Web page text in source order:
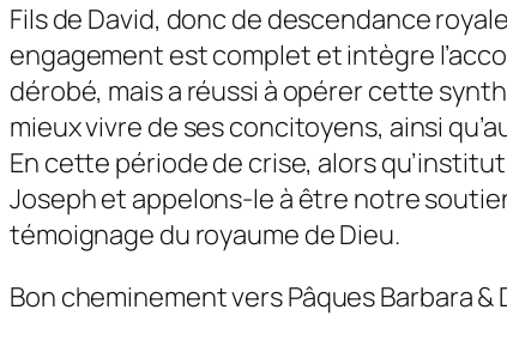
Fils de David, donc de descendance
engagement est complet et intègre
dérobé, mais a réussi à opérer cette
mieux vivre de ses concitoyens, ainsi
En cette période de crise, alors
Joseph et appelons-le à être notre
témoignage du royaume de Dieu.
Bon cheminement vers Pâques Barbara